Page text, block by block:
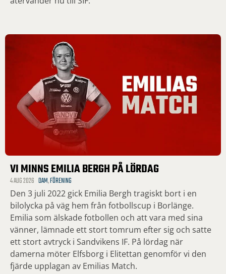
VI MINNS EMILIA BERGH PÅ LÖRDAG
4 AUG 2026 DAM,FÖRENING
Den 3 juli 2022 gick Emilia Bergh tragiskt bort i en
bilolycka på väg hem från fotbollscup i Borlänge.
Emilia som älskade fotbollen och att vara med sina
vänner, lämnade ett stort tomrum efter sig och satte
ett stort avtryck i Sandvikens IF. På lördag när
damerna möter Elfsborg i Elitettan genomför vi den
fjärde upplagan av Emilias Match.